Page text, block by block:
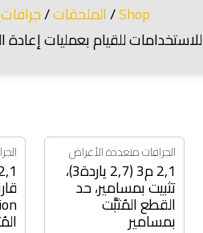
Shop
/الملحقات/جرافات
للقيام بعمليات إعادة
الجرافات متعددة الأغراض
2,1 م3 (2,7 ياردة3)،
تثبيت بمسامير، حد
القطع المُثبَّت
بمسامير